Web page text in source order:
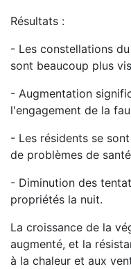
Résultats :
- Les constellations
sont beaucoup plus
- Augmentation
l'engagement de la
- Les résidents se
de problèmes de
- Diminution des
propriétés la nuit.
La croissance de la
augmenté, et la
à la chaleur et aux